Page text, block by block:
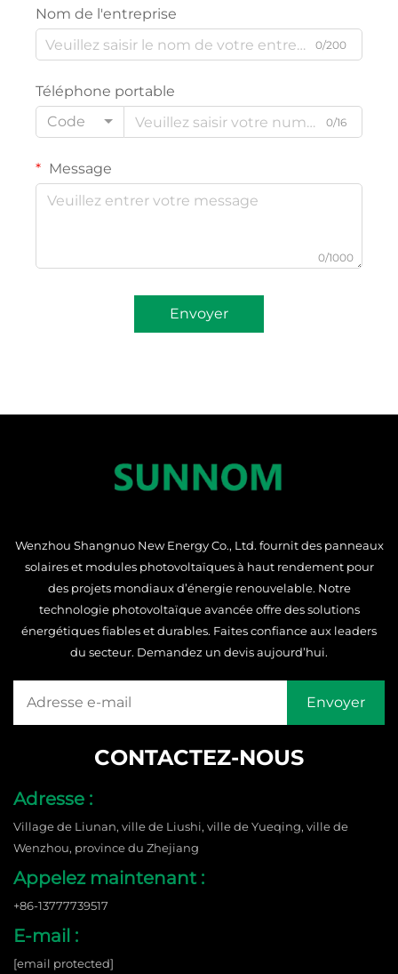
Nom de l'entreprise
0/200
Téléphone portable
Code
0/16
Message
0/1000
Envoyer
Wenzhou Shangnuo New Energy Co., Ltd. fournit des panneaux
solaires et modules photovoltaïques à haut rendement pour
des projets mondiaux d’énergie renouvelable. Notre
technologie photovoltaïque avancée offre des solutions
énergétiques fiables et durables. Faites confiance aux leaders
du secteur. Demandez un devis aujourd’hui.
CONTACTEZ-NOUS
Adresse :
Village de Liunan, ville de Liushi, ville de Yueqing, ville de
Wenzhou, province du Zhejiang
Appelez maintenant :
+86-13777739517
E-mail :
[email protected]